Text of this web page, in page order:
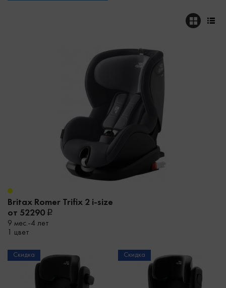
Britax Romer Trifix 2 i-size
от 52290
9 мес.-4 лет
1 цвет
Скидка Скидка